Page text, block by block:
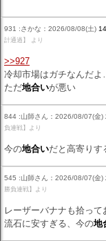
931 :さかな：2026/08/08(土)
計通過】 より
>>927
冷却市場はガチなんだ
ただ地合いが悪い
844 :山師さん：2026/08/07(金)
負連戦】より
今の地合いだと高寄りす
545 :山師さん：2026/08/07(金)
勝負連戦】より
レーザーバナナも拾って
流石に安すぎる、今の地